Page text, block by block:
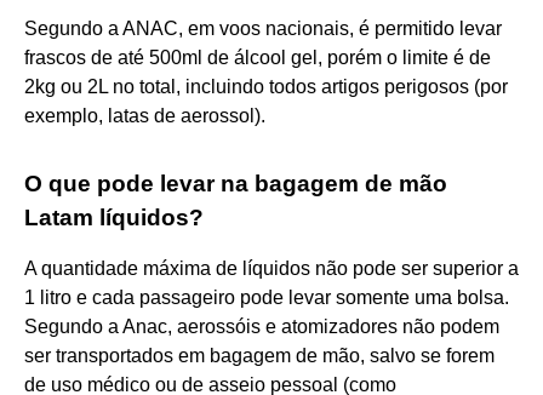
Segundo a ANAC, em voos nacionais, é permitido levar
frascos de até 500ml de álcool gel, porém o limite é de
2kg ou 2L no total, incluindo todos artigos perigosos (por
exemplo, latas de aerossol).
O que pode levar na bagagem de mão
Latam líquidos?
A quantidade máxima de líquidos não pode ser superior a
1 litro e cada passageiro pode levar somente uma bolsa.
Segundo a Anac, aerossóis e atomizadores não podem
ser transportados em bagagem de mão, salvo se forem
de uso médico ou de asseio pessoal (como